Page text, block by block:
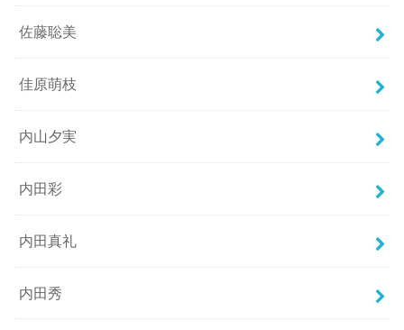
佐藤聡美
佳原萌枝
内山夕実
内田彩
内田真礼
内田秀